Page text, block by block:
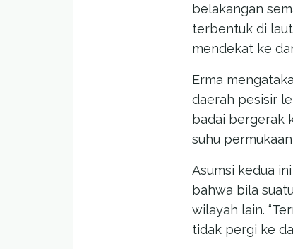
belakangan
terbentuk di
mendekat ke
Erma
daerah pesisir
badai bergerak
suhu
Asumsi kedua
bahwa bila
wilayah lain.
tidak pergi ke